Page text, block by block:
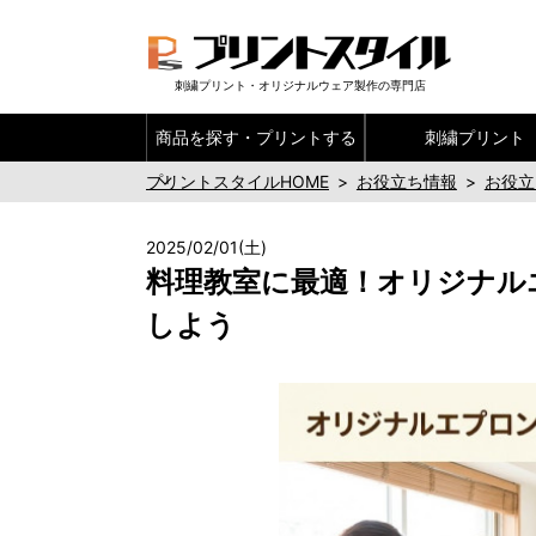
刺繍プリント・オリジナルウェア製作の専門店
商品を探す・ プリントする 刺繍プリント
プリントスタイルHOME > お役立ち情報 > お役
2025/02/01(土)
料理教室に最適！オリジナ
しよう